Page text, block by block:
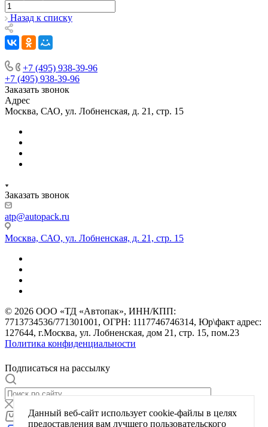
Назад к списку
+7 (495) 938-39-96
+7 (495) 938-39-96
Заказать звонок
Адрес
Москва, САО, ул. Лобненская, д. 21, стр. 15
Заказать звонок
atp@autopack.ru
Москва, САО, ул. Лобненская, д. 21, стр. 15
© 2026 ООО «ТД «Автопак», ИНН/КПП:
7713734536/771301001, ОГРН: 1117746746314, Юр\факт адрес:
127644, г.Москва, ул. Лобненская, дом 21, стр. 15, пом.23
Политика конфиденциальности
Подписаться на рассылку
Корзина
Данный веб-сайт использует cookie-файлы в целях
предоставления вам лучшего пользовательского